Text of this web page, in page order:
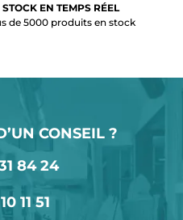
STOCK EN TEMPS RÉEL
de 5000 produits en stock
CONSEIL ?
84 24
11 51